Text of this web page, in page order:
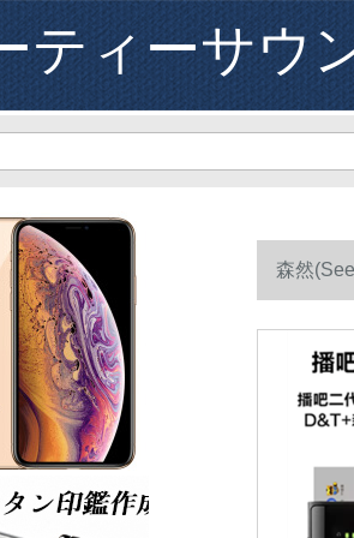
ティーサウ
森然
+耳栓